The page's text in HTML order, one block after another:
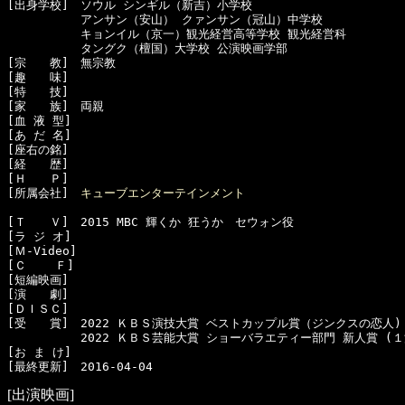
[出身学校]　ソウル シンギル（新吉）小学校
  　　　　　アンサン（安山） クァンサン（冠山）中学校
  　　　　　キョンイル（京一）観光経営高等学校 観光経営科
  　　　　　タングク（檀国）大学校 公演映画学部
[宗　　教]　無宗教
[趣　　味]
[特　　技]
[家　　族]　両親
[血 液 型]
[あ だ 名]
[座右の銘]
[経　　歴]
[Ｈ　　Ｐ]
[所属会社] キューブエンターテインメント
[Ｔ　　Ｖ]　2015 MBC 輝くか 狂うか　セウォン役
[ラ ジ オ]
[Ｍ-Video]
[Ｃ    Ｆ]
[短編映画]
[演　　劇]
[ＤＩＳＣ]
[受　　賞]　2022 ＫＢＳ演技大賞 ベストカップル賞（ジンクスの恋人)
　　　　　2022 ＫＢＳ芸能大賞 ショーバラエティー部門 新人賞 (１
[お ま け]
[出演映画]